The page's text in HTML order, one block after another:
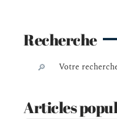
Recherche
Articles